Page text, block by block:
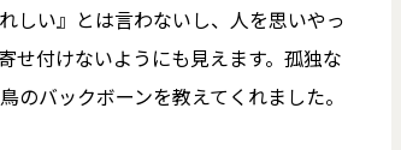
しい』とは言わないし、人を思いやっ
せ付けないようにも見えます。孤独な
バックボーンを教えてくれました。